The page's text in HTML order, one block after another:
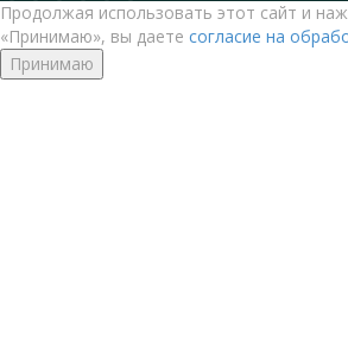
Продолжая использовать этот сайт и
«Принимаю», вы даете согласие на
Принимаю